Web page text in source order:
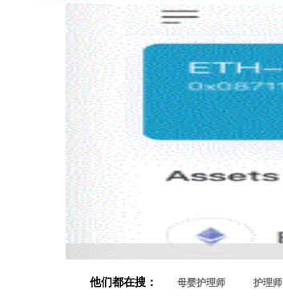
他们都在搜： 母婴护理师 护理师